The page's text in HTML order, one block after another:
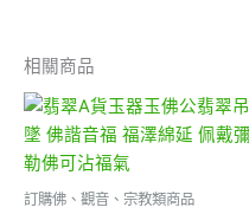
相關商品
訂購佛、觀音、宗教類商品